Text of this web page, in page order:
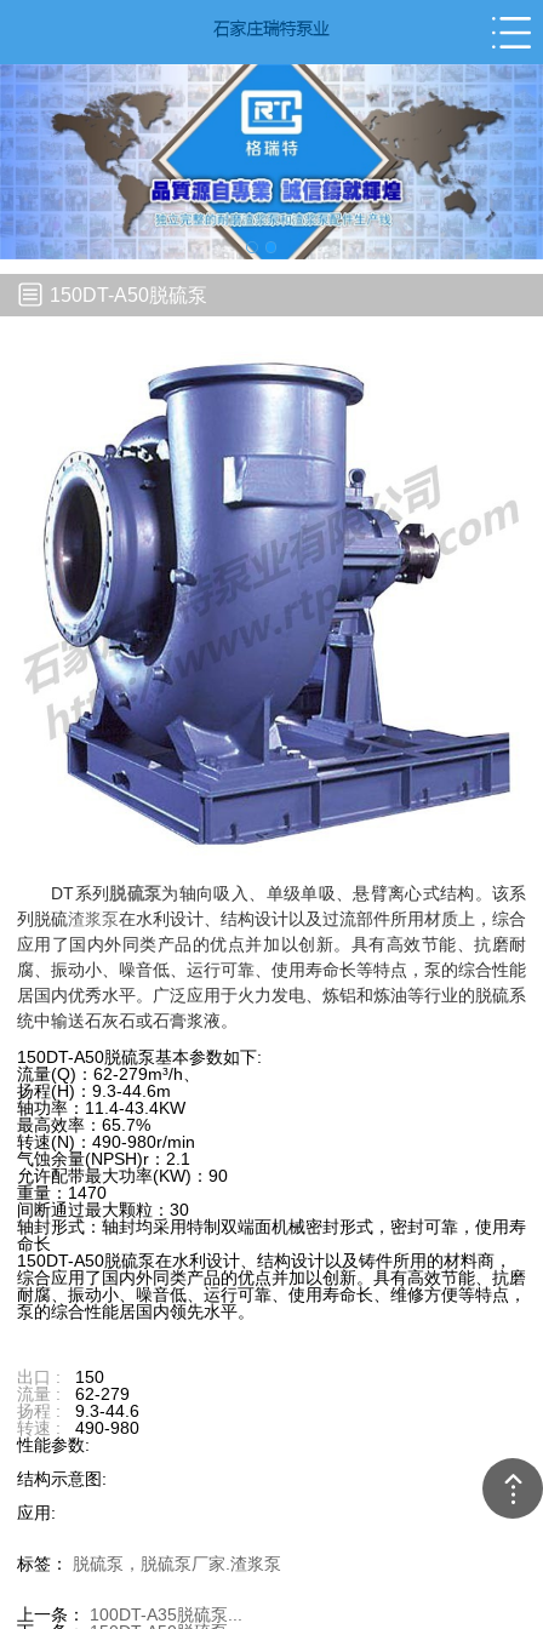
150DT-A50脱硫泵
DT系列 脱硫泵为轴向吸入、单级单吸、悬臂离心式结构。该系
列脱硫渣浆泵在水利设计、结构设计以及过流部件所用材质上，综合
应用了国内外同类产品的优点并加以创新。具有高效节能、抗磨耐
腐、振动小、噪音低、运行可靠、使用寿命长等特点，泵的综合性能
居国内优秀水平。广泛应用于火力发电、炼铝和炼油等行业的脱硫系
统中输送石灰石或石膏浆液。
150DT-A50脱硫泵基本参数如下:
流量(Q)：62-279m³/h、
扬程(H)：9.3-44.6m
轴功率：11.4-43.4KW
最高效率：65.7%
转速(N)：490-980r/min
气蚀余量(NPSH)r：2.1
允许配带最大功率(KW)：90
重量：1470
间断通过最大颗粒：30
轴封形式：轴封均采用特制双端面机械密封形式，密封可靠，使用寿
命长
150DT-A50脱硫泵在水利设计、结构设计以及铸件所用的材料商，
综合应用了国内外同类产品的优点并加以创新。具有高效节能、抗磨
耐腐、振动小、噪音低、运行可靠、使用寿命长、维修方便等特点，
泵的综合性能居国内领先水平。
出口 :
150
流量 :
62-279
扬程 :
9.3-44.6
转速 :
490-980
性能参数:
结构示意图:
应用:
标签： 脱硫泵，脱硫泵厂家.渣浆泵
上一条： 100DT-A35脱硫泵...